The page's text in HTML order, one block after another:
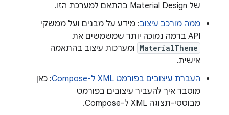
של Material Design בהתאם למערכת הזו.
ממה מורכב עיצוב: מידע על מבנים ועל ממשקי
API ברמה נמוכה יותר שמשמשים את
MaterialTheme ומערכות עיצוב בהתאמה
אישית.
העברת עיצובים בפורמט XML ל-Compose
: כאן
מוסבר איך להעביר עיצובים בפורמט
מבוססי-תצוגה XML ל-Compose.